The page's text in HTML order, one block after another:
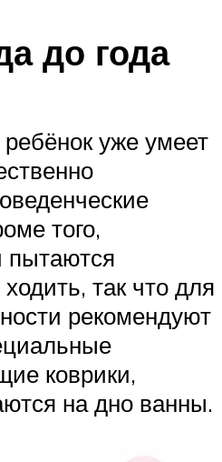
до года
уже умеет
того,
пытаются
так что для
рекомендуют
коврики,
на дно ванны.